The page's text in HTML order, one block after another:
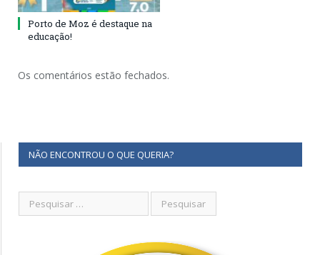
Porto de Moz é destaque na
educação!
Os comentários estão fechados.
NÃO ENCONTROU O QUE QUERIA?